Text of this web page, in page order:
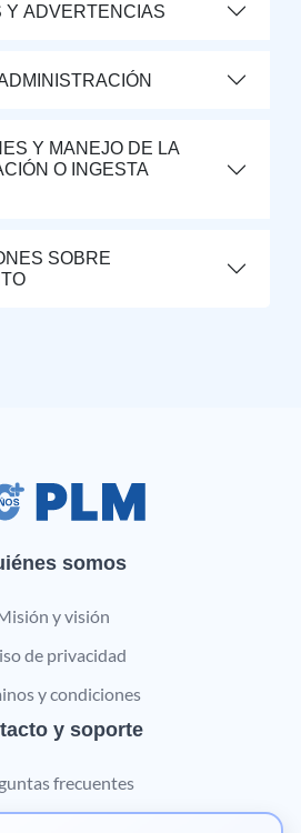
Y ADVERTENCIAS
Y MANEJO DE LA
O INGESTA
SOBRE
somos
y visión
de privacidad
y condiciones
y soporte
frecuentes
Contáctanos